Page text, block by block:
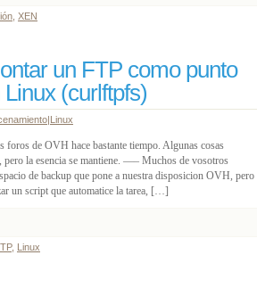
XEN
un FTP como punto
(curlftpfs)
|Linux
foros de OVH hace bastante tiempo. Algunas cosas
pero la esencia se mantiene. —– Muchos de vosotros
de backup que pone a nuestra disposicion OVH, pero
un script que automatice la tarea, […]
, Linux